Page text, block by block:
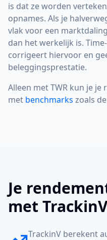
is dat ze worden
opnames. Als je
vlak voor een
dan het werkelijk is.
corrigeert hiervoor en
beleggingsprestatie.
Alleen met TWR kun je
met benchmarks zoals
Je
met
TrackinV berekent